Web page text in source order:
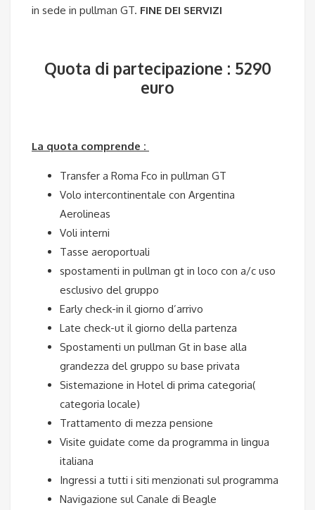
in sede in pullman GT. FINE DEI SERVIZI
Quota di partecipazione : 5290
euro
La quota comprende :
Transfer a Roma Fco in pullman GT
Volo intercontinentale con Argentina
Aerolineas
Voli interni
Tasse aeroportuali
spostamenti in pullman gt in loco con a/c uso
esclusivo del gruppo
Early check-in il giorno d’arrivo
Late check-ut il giorno della partenza
Spostamenti un pullman Gt in base alla
grandezza del gruppo su base privata
Sistemazione in Hotel di prima categoria(
categoria locale)
Trattamento di mezza pensione
Visite guidate come da programma in lingua
italiana
Ingressi a tutti i siti menzionati sul programma
Navigazione sul Canale di Beagle